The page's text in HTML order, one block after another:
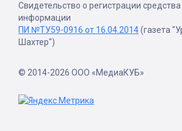
Свидетельство о регистрации
информации
ПИ №ТУ59-0916 от 16.04.2014(газета
Шахтер")
© 2014-2026 ООО «МедиаКУБ»